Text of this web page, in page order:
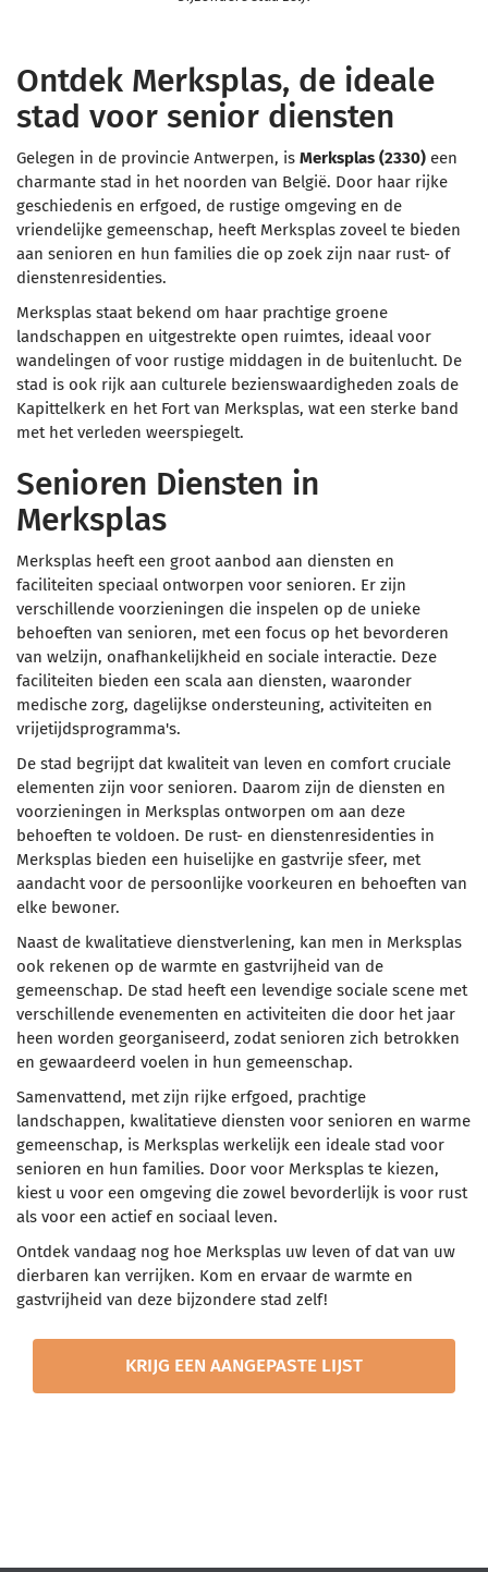
Ontdek Merksplas, de ideale
stad voor senior diensten
Gelegen in de provincie Antwerpen, is Merksplas (2330) een
charmante stad in het noorden van België. Door haar rijke
geschiedenis en erfgoed, de rustige omgeving en de
vriendelijke gemeenschap, heeft Merksplas zoveel te bieden
aan senioren en hun families die op zoek zijn naar rust- of
dienstenresidenties.
Merksplas staat bekend om haar prachtige groene
landschappen en uitgestrekte open ruimtes, ideaal voor
wandelingen of voor rustige middagen in de buitenlucht. De
stad is ook rijk aan culturele bezienswaardigheden zoals de
Kapittelkerk en het Fort van Merksplas, wat een sterke band
met het verleden weerspiegelt.
Senioren Diensten in
Merksplas
Merksplas heeft een groot aanbod aan diensten en
faciliteiten speciaal ontworpen voor senioren. Er zijn
verschillende voorzieningen die inspelen op de unieke
behoeften van senioren, met een focus op het bevorderen
van welzijn, onafhankelijkheid en sociale interactie. Deze
faciliteiten bieden een scala aan diensten, waaronder
medische zorg, dagelijkse ondersteuning, activiteiten en
vrijetijdsprogramma's.
De stad begrijpt dat kwaliteit van leven en comfort cruciale
elementen zijn voor senioren. Daarom zijn de diensten en
voorzieningen in Merksplas ontworpen om aan deze
behoeften te voldoen. De rust- en dienstenresidenties in
Merksplas bieden een huiselijke en gastvrije sfeer, met
aandacht voor de persoonlijke voorkeuren en behoeften van
elke bewoner.
Naast de kwalitatieve dienstverlening, kan men in Merksplas
ook rekenen op de warmte en gastvrijheid van de
gemeenschap. De stad heeft een levendige sociale scene met
verschillende evenementen en activiteiten die door het jaar
heen worden georganiseerd, zodat senioren zich betrokken
en gewaardeerd voelen in hun gemeenschap.
Samenvattend, met zijn rijke erfgoed, prachtige
landschappen, kwalitatieve diensten voor senioren en warme
gemeenschap, is Merksplas werkelijk een ideale stad voor
senioren en hun families. Door voor Merksplas te kiezen,
kiest u voor een omgeving die zowel bevorderlijk is voor rust
als voor een actief en sociaal leven.
Ontdek vandaag nog hoe Merksplas uw leven of dat van uw
dierbaren kan verrijken. Kom en ervaar de warmte en
gastvrijheid van deze bijzondere stad zelf!
KRIJG EEN AANGEPASTE LIJST